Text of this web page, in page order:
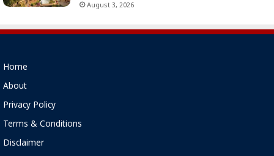
August 3, 2026
Home
About
Privacy Policy
Terms & Conditions
Disclaimer